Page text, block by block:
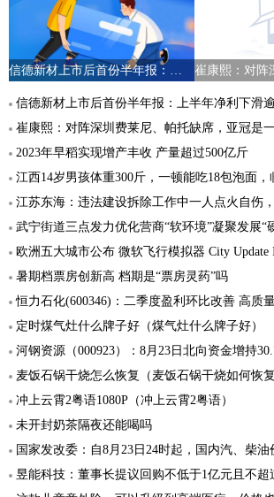
信德新材上市后首份半年报：上半年净利下滑逾7成 下
崔康熙：对阵深圳费莱尼、帕托缺席，亚冠是
2023年早稻实现增产丰收 产量超过500亿斤
江西14岁男孩体重300斤，一顿能吃18包泡面
江苏东海：违法建设拆除工作中一人点火自伤
武宁街道三点发力优化营商“软环境”凝聚发展“
欧洲五大城市公布 微软飞行模拟器 City
暑期档票房创新高 档期是“票房灵药”吗
恒力石化(600346)：二季度盈利环比改善 高质量
定时煤气灶什么牌子好（煤气灶什么牌子好）
河钢资源（000923）：8月23日北向资金增持
麦饭石锅干烧怎么恢复（麦饭石锅干烧如何恢复
冲上云霄2粤语1080P（冲上云霄2粤语）
未开封奶茶隔夜还能喝吗
国家发改委：自8月23日24时起，国内汽、柴
昱能科技：董事长提议回购不低于1亿元且不超